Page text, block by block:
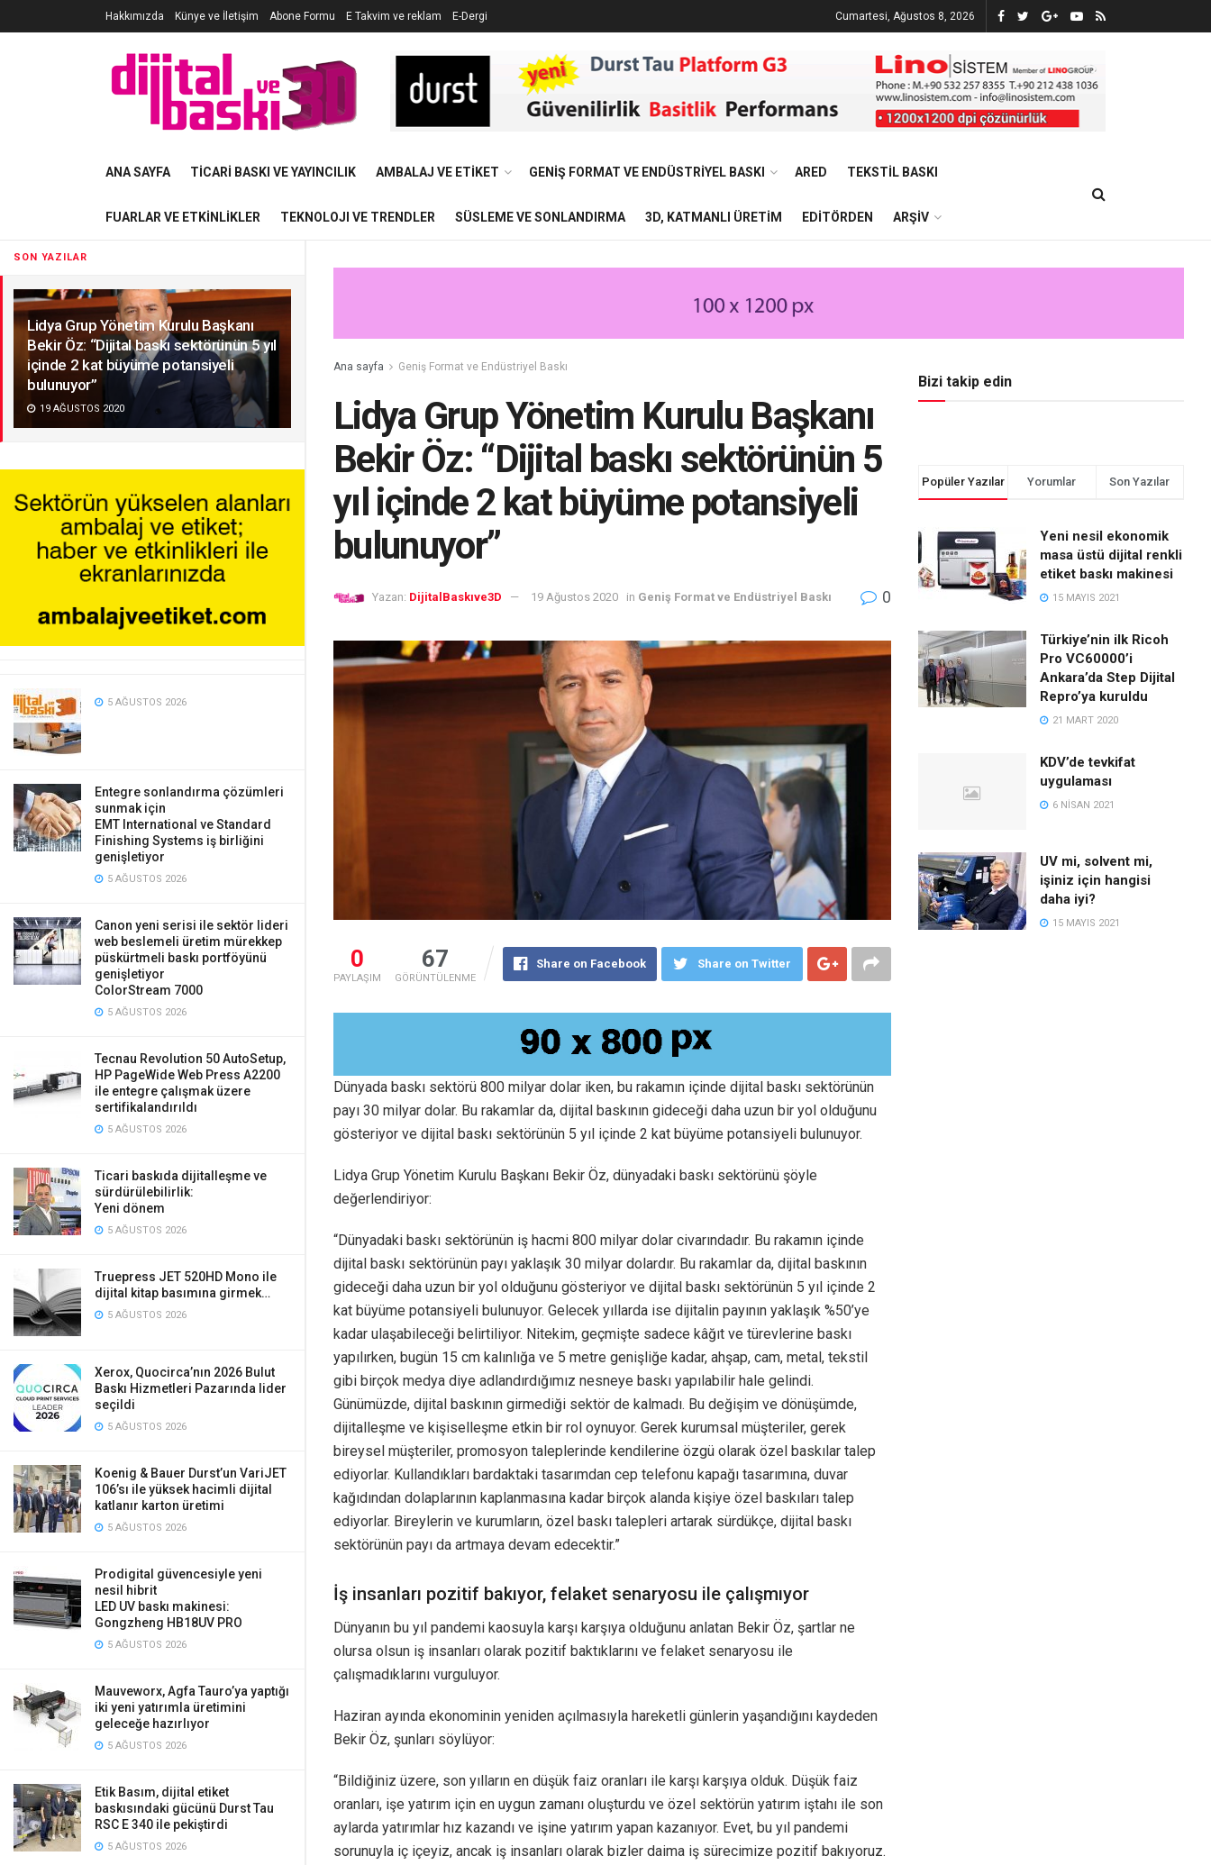
SON YAZILAR
Lidya Grup Yönetim Kurulu Başkanı
Bekir Öz: “Dijital baskı sektörünün 5 yıl
içinde 2 kat büyüme potansiyeli
bulunuyor”
19 AĞUSTOS 2020
5 AĞUSTOS 2026
Entegre sonlandırma çözümleri
sunmak için
EMT International ve Standard
Finishing Systems iş birliğini
genişletiyor
5 AĞUSTOS 2026
Canon yeni serisi ile sektör lideri
web beslemeli üretim mürekkep
püskürtmeli baskı portföyünü
genişletiyor
ColorStream 7000
5 AĞUSTOS 2026
Tecnau Revolution 50 AutoSetup,
HP PageWide Web Press A2200
ile entegre çalışmak üzere
sertifikalandırıldı
5 AĞUSTOS 2026
Ticari baskıda dijitalleşme ve
sürdürülebilirlik:
Yeni dönem
5 AĞUSTOS 2026
Truepress JET 520HD Mono ile
dijital kitap basımına girmek…
5 AĞUSTOS 2026
Xerox, Quocirca’nın 2026 Bulut
Baskı Hizmetleri Pazarında lider
seçildi
5 AĞUSTOS 2026
Koenig & Bauer Durst’un VariJET
106’sı ile yüksek hacimli dijital
katlanır karton üretimi
5 AĞUSTOS 2026
Prodigital güvencesiyle yeni
nesil hibrit
LED UV baskı makinesi:
Gongzheng HB18UV PRO
5 AĞUSTOS 2026
Mauveworx, Agfa Tauro’ya yaptığı
iki yeni yatırımla üretimini
geleceğe hazırlıyor
5 AĞUSTOS 2026
Etik Basım, dijital etiket
baskısındaki gücünü Durst Tau
RSC E 340 ile pekiştirdi
5 AĞUSTOS 2026
Hakkımızda Künye ve İletişim Abone Formu E Takvim ve reklam E-Dergi Cumartesi, Ağustos 8, 2026
ANA SAYFA TICARI BASKI VE YAYINCILIK AMBALAJ VE ETIKET GENIŞ FORMAT VE ENDÜSTRIYEL BASKI ARED TEKSTIL BASKI
FUARLAR VE ETKINLIKLER TEKNOLOJI VE TRENDLER SÜSLEME VE SONLANDIRMA 3D, KATMANLI ÜRETIM EDITÖRDEN ARŞIV
Ana sayfa Geniş Format ve Endüstriyel Baskı
Lidya Grup Yönetim Kurulu Başkanı
Bekir Öz: “Dijital baskı sektörünün 5
yıl içinde 2 kat büyüme potansiyeli
bulunuyor”
Yazan: DijitalBaskıve3D 19 Ağustos 2020 in Geniş Format ve Endüstriyel Baskı 0
0
PAYLAŞIM
67
GÖRÜNTÜLENME
Share on Facebook Share on Twitter
Dünyada baskı sektörü 800 milyar dolar iken, bu rakamın içinde dijital baskı sektörünün
payı 30 milyar dolar. Bu rakamlar da, dijital baskının gideceği daha uzun bir yol olduğunu
gösteriyor ve dijital baskı sektörünün 5 yıl içinde 2 kat büyüme potansiyeli bulunuyor.
Lidya Grup Yönetim Kurulu Başkanı Bekir Öz, dünyadaki baskı sektörünü şöyle
değerlendiriyor:
“Dünyadaki baskı sektörünün iş hacmi 800 milyar dolar civarındadır. Bu rakamın içinde
dijital baskı sektörünün payı yaklaşık 30 milyar dolardır. Bu rakamlar da, dijital baskının
gideceği daha uzun bir yol olduğunu gösteriyor ve dijital baskı sektörünün 5 yıl içinde 2
kat büyüme potansiyeli bulunuyor. Gelecek yıllarda ise dijitalin payının yaklaşık %50’ye
kadar ulaşabileceği belirtiliyor. Nitekim, geçmişte sadece kâğıt ve türevlerine baskı
yapılırken, bugün 15 cm kalınlığa ve 5 metre genişliğe kadar, ahşap, cam, metal, tekstil
gibi birçok medya diye adlandırdığımız nesneye baskı yapılabilir hale gelindi.
Günümüzde, dijital baskının girmediği sektör de kalmadı. Bu değişim ve dönüşümde,
dijitalleşme ve kişiselleşme etkin bir rol oynuyor. Gerek kurumsal müşteriler, gerek
bireysel müşteriler, promosyon taleplerinde kendilerine özgü olarak özel baskılar talep
ediyorlar. Kullandıkları bardaktaki tasarımdan cep telefonu kapağı tasarımına, duvar
kağıdından dolaplarının kaplanmasına kadar birçok alanda kişiye özel baskıları talep
ediyorlar. Bireylerin ve kurumların, özel baskı talepleri artarak sürdükçe, dijital baskı
sektörünün payı da artmaya devam edecektir.”
İş insanları pozitif bakıyor, felaket senaryosu ile çalışmıyor
Dünyanın bu yıl pandemi kaosuyla karşı karşıya olduğunu anlatan Bekir Öz, şartlar ne
olursa olsun iş insanları olarak pozitif baktıklarını ve felaket senaryosu ile
çalışmadıklarını vurguluyor.
Haziran ayında ekonominin yeniden açılmasıyla hareketli günlerin yaşandığını kaydeden
Bekir Öz, şunları söylüyor:
“Bildiğiniz üzere, son yılların en düşük faiz oranları ile karşı karşıya olduk. Düşük faiz
oranları, işe yatırım için en uygun zamanı oluşturdu ve özel sektörün yatırım iştahı ile son
aylarda yatırımlar hız kazandı ve işine yatırım yapan kazanıyor. Evet, bu yıl pandemi
sorunuyla iç içeyiz, ancak iş insanları olarak bizler daima iş sürecimize pozitif bakıyoruz.
Bizi takip edin
Popüler Yazılar Yorumlar Son Yazılar
Yeni nesil ekonomik
masa üstü dijital renkli
etiket baskı makinesi
15 MAYIS 2021
Türkiye’nin ilk Ricoh
Pro VC60000’i
Ankara’da Step Dijital
Repro’ya kuruldu
21 MART 2020
KDV’de tevkifat
uygulaması
6 NISAN 2021
UV mi, solvent mi,
işiniz için hangisi
daha iyi?
15 MAYIS 2021